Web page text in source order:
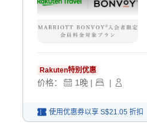
Rakuten特别优惠
价格： 1晚 | |
使用优惠券以享 S$21.05 折扣